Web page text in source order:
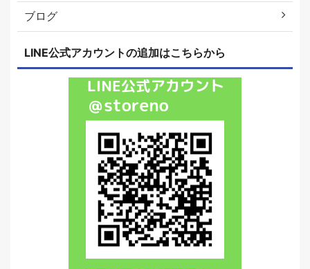
ブログ
LINE公式アカウントの追加はこちらから